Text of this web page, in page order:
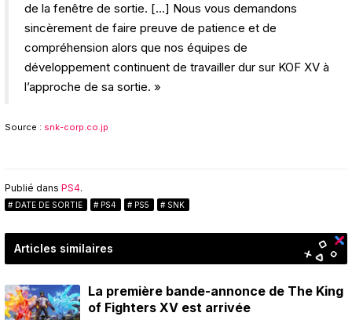
de la fenêtre de sortie. […] Nous vous demandons
sincèrement de faire preuve de patience et de
compréhension alors que nos équipes de
développement continuent de travailler dur sur KOF XV à
l’approche de sa sortie. »
Source : snk-corp.co.jp
Publié dans PS4.
DATE DE SORTIE PS4 PS5 SNK
Articles similaires
La première bande-annonce de The King
of Fighters XV est arrivée